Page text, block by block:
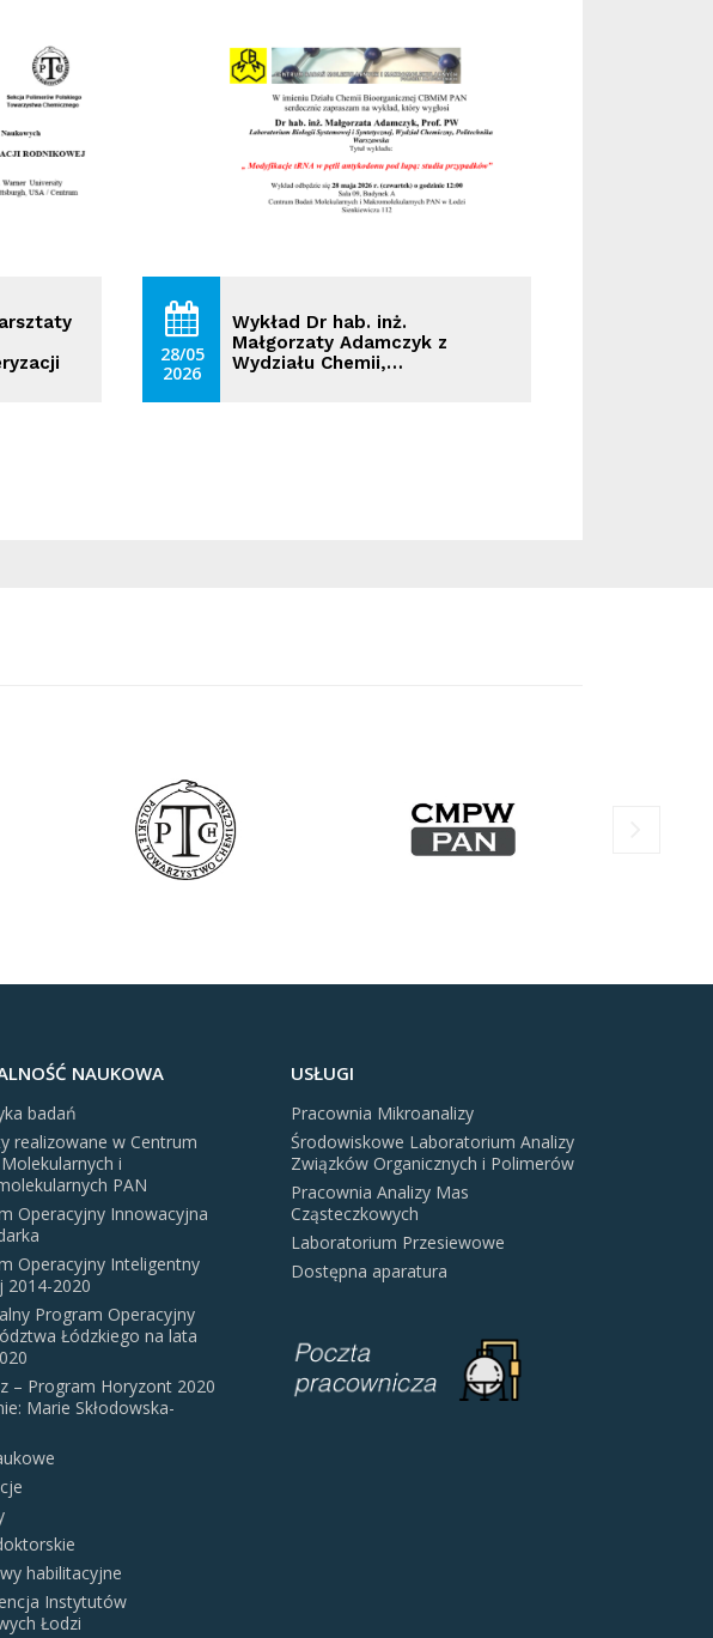
28/05
2026
Wykład Dr hab. inż.
Małgorzaty Adamczyk z
Wydziału Chemii,…
NAUKOWA
badań
realizowane w Centrum
i
PAN
Operacyjny Innowacyjna
Operacyjny Inteligentny
2014-2020
Program Operacyjny
Łódzkiego na lata
– Program Horyzont 2020
Marie Skłodowska-
habilitacyjne
Instytutów
Łodzi
USŁUGI
Pracownia Mikroanalizy
Środowiskowe Laboratorium Analizy
Związków Organicznych i Polimerów
Pracownia Analizy Mas
Cząsteczkowych
Laboratorium Przesiewowe
Dostępna aparatura